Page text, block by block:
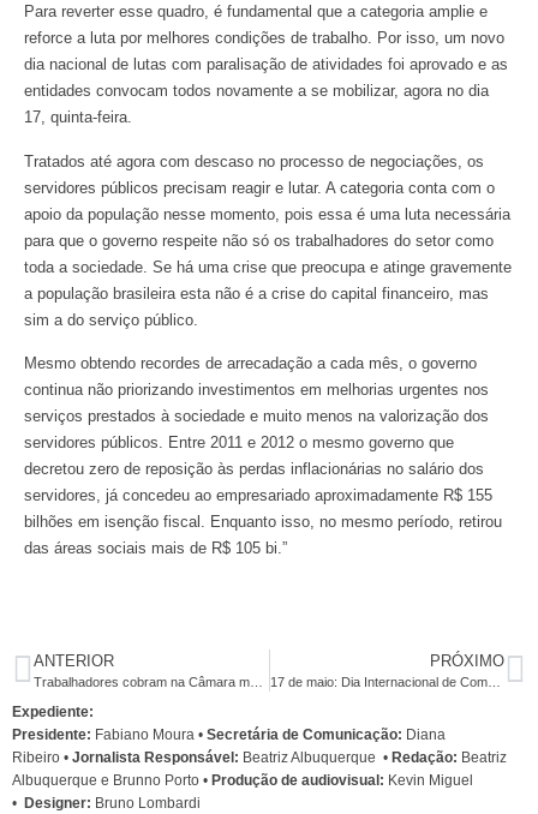
Para reverter esse quadro, é fundamental que a categoria amplie e
reforce a luta por melhores condições de trabalho. Por isso, um novo
dia nacional de lutas com paralisação de atividades foi aprovado e as
entidades convocam todos novamente a se mobilizar, agora no dia
17, quinta-feira.
Tratados até agora com descaso no processo de negociações, os
servidores públicos precisam reagir e lutar. A categoria conta com o
apoio da população nesse momento, pois essa é uma luta necessária
para que o governo respeite não só os trabalhadores do setor como
toda a sociedade. Se há uma crise que preocupa e atinge gravemente
a população brasileira esta não é a crise do capital financeiro, mas
sim a do serviço público.
Mesmo obtendo recordes de arrecadação a cada mês, o governo
continua não priorizando investimentos em melhorias urgentes nos
serviços prestados à sociedade e muito menos na valorização dos
servidores públicos. Entre 2011 e 2012 o mesmo governo que
decretou zero de reposição às perdas inflacionárias no salário dos
servidores, já concedeu ao empresariado aproximadamente R$ 155
bilhões em isenção fiscal. Enquanto isso, no mesmo período, retirou
das áreas sociais mais de R$ 105 bi.”
ANTERIOR PRÓXIMO
17 de maio: Dia Internacional de Combate à Homofobia
Expediente:
Presidente: Fabiano Moura • Secretária de Comunicação: Diana
Ribeiro • Jornalista Responsável: Beatriz Albuquerque • Redação: Beatriz
Albuquerque e Brunno Porto • Produção de audiovisual: Kevin Miguel
• Designer: Bruno Lombardi